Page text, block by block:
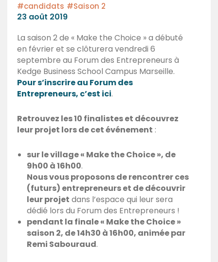
#candidats #Saison 2
Posted
23 août 2019
La saison 2 de « Make the Choice » a débuté
en février et se clôturera vendredi 6
septembre au Forum des Entrepreneurs à
Kedge Business School Campus Marseille.
Pour s’inscrire au Forum des
Entrepreneurs, c’est ici.
Retrouvez les 10 finalistes et découvrez
leur projet lors de cet événement :
sur le village « Make the Choice », de
9h00 à 16h00.
Nous vous proposons de rencontrer ces
(futurs) entrepreneurs et de découvrir
leur projet dans l’espace qui leur sera
dédié lors du Forum des Entrepreneurs !
pendant la finale« Make the Choice »
saison 2, de 14h30 à 16h00, animée par
Remi Sabouraud.